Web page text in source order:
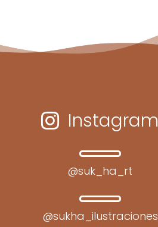
 Instagram
@suk_ha_rt
@sukha_ilustraciones